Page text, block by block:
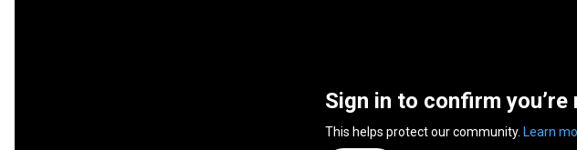
Sign in to confirm you’re
This helps protect our community. Learn